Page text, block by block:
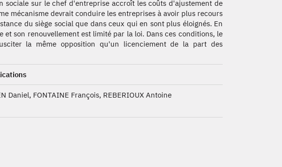
sociale sur le chef d'entreprise accroît les coûts d'ajustement de
mécanisme devrait conduire les entreprises à avoir plus recours
du siège social que dans ceux qui en sont plus éloignés. En
et son renouvellement est limité par la loi. Dans ces conditions, le
la même opposition qu'un licenciement de la part des
Daniel, FONTAINE François, REBERIOUX Antoine